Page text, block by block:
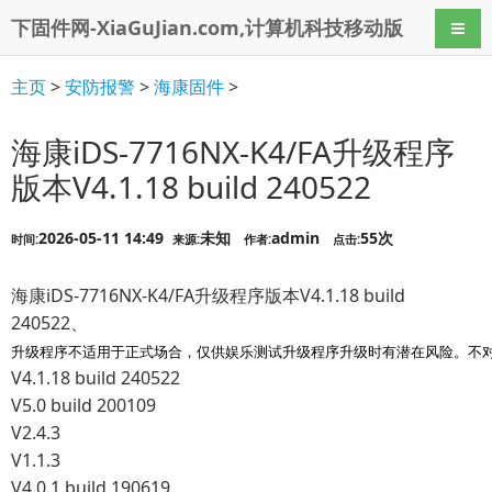
下固件网-XiaGuJian.com,计算机科技移动版 导航
主页>安防报警>海康固件>
海康iDS-7716NX-K4/FA升级程序
版本V4.1.18 build 240522
时间:2026-05-11 14:49 来源:未知 作者:admin 点击:55次
海康iDS-7716NX-K4/FA升级程序版本V4.1.18 build
240522、
升级程序不适用于正式场合，仅供娱乐测试升级程序升级时有潜在风险。不
V4.1.18 build 240522
V5.0 build 200109
V2.4.3
V1.1.3